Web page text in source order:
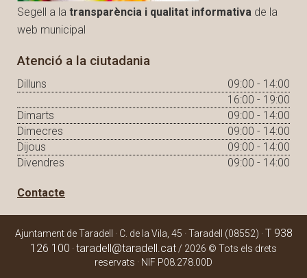
Segell a la transparència i qualitat informativa de la
web municipal
Atenció a la ciutadania
Dilluns
09:00 - 14:00
16:00 - 19:00
Dimarts
09:00 - 14:00
Dimecres
09:00 - 14:00
Dijous
09:00 - 14:00
Divendres
09:00 - 14:00
Contacte
Ajuntament de Taradell · C. de la Vila, 45 · Taradell (08552) ·T 938
126 100 ·taradell@taradell.cat / 2026 © Tots els drets
reservats · NIF P08.278.00D